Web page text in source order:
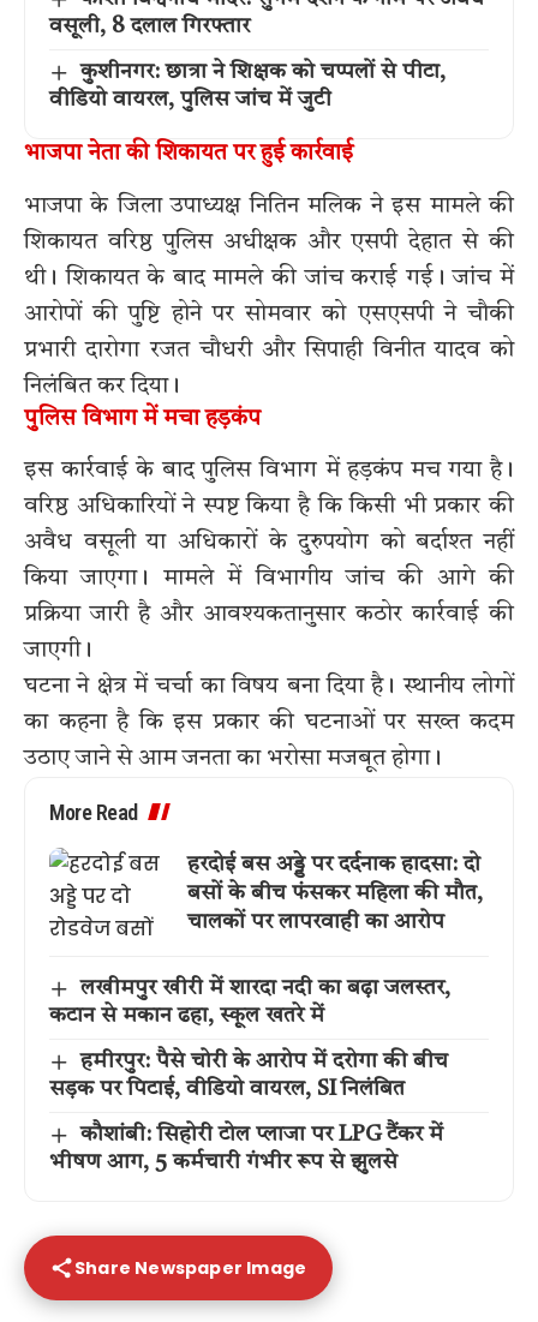
वसूली, 8 दलाल गिरफ्तार
कुशीनगर: छात्रा ने शिक्षक को चप्पलों से पीटा,
वीडियो वायरल, पुलिस जांच में जुटी
भाजपा नेता की शिकायत पर हुई कार्रवाई
भाजपा के जिला उपाध्यक्ष नितिन मलिक ने इस मामले की
शिकायत वरिष्ठ पुलिस अधीक्षक और एसपी देहात से की
थी। शिकायत के बाद मामले की जांच कराई गई। जांच में
आरोपों की पुष्टि होने पर सोमवार को एसएसपी ने चौकी
प्रभारी दारोगा रजत चौधरी और सिपाही विनीत यादव को
निलंबित कर दिया।
पुलिस विभाग में मचा हड़कंप
इस कार्रवाई के बाद पुलिस विभाग में हड़कंप मच गया है।
वरिष्ठ अधिकारियों ने स्पष्ट किया है कि किसी भी प्रकार की
अवैध वसूली या अधिकारों के दुरुपयोग को बर्दाश्त नहीं
किया जाएगा। मामले में विभागीय जांच की आगे की
प्रक्रिया जारी है और आवश्यकतानुसार कठोर कार्रवाई की
जाएगी।
घटना ने क्षेत्र में चर्चा का विषय बना दिया है। स्थानीय लोगों
का कहना है कि इस प्रकार की घटनाओं पर सख्त कदम
उठाए जाने से आम जनता का भरोसा मजबूत होगा।
More Read
हरदोई बस अड्डे पर दर्दनाक हादसा: दो
बसों के बीच फंसकर महिला की मौत,
चालकों पर लापरवाही का आरोप
लखीमपुर खीरी में शारदा नदी का बढ़ा जलस्तर,
कटान से मकान ढहा, स्कूल खतरे में
हमीरपुर: पैसे चोरी के आरोप में दरोगा की बीच
सड़क पर पिटाई, वीडियो वायरल, SI निलंबित
कौशांबी: सिहोरी टोल प्लाजा पर LPG टैंकर में
भीषण आग, 5 कर्मचारी गंभीर रूप से झुलसे
Share Newspaper Image